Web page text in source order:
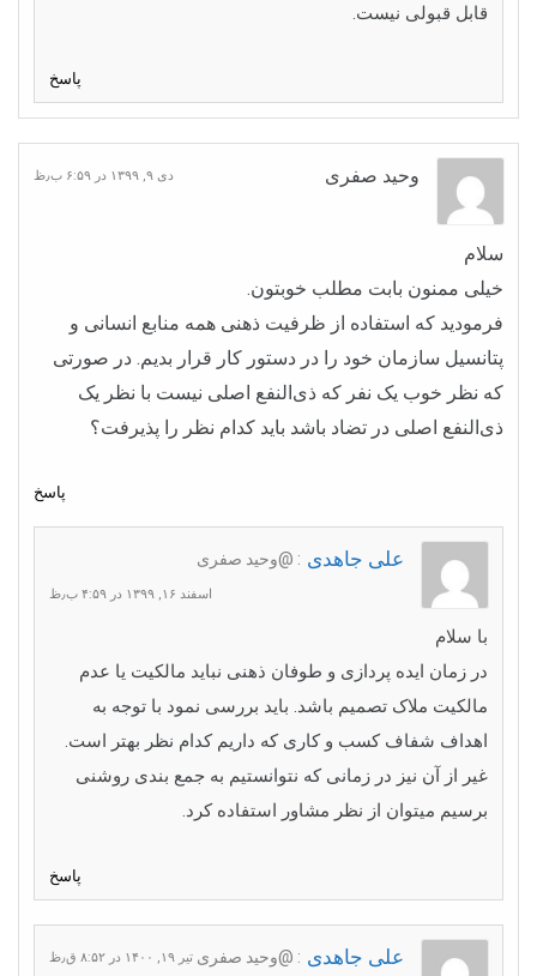
قابل قبولی نیست.
پاسخ
وحید صفری دی ۹, ۱۳۹۹ در ۶:۵۹ ب٫ظ
سلام
خیلی ممنون بابت مطلب خوبتون.
فرمودید که استفاده از ظرفیت ذهنی همه منابع انسانی و
پتانسیل سازمان خود را در دستور کار قرار بدیم. در صورتی
که نظر خوب یک نفر که ذی‌النفع اصلی نیست با نظر یک
ذی‌النفع اصلی در تضاد باشد باید کدام نظر را پذیرفت؟
پاسخ
علی جاهدی : @وحید صفری
اسفند ۱۶, ۱۳۹۹ در ۴:۵۹ ب٫ظ
با سلام
در زمان ایده پردازی و طوفان ذهنی نباید مالکیت یا عدم
مالکیت ملاک تصمیم باشد. باید بررسی نمود با توجه به
اهداف شفاف کسب و کاری که داریم کدام نظر بهتر است.
غیر از آن نیز در زمانی که نتوانستیم به جمع بندی روشنی
برسیم میتوان از نظر مشاور استفاده کرد.
پاسخ
علی جاهدی : @وحید صفری تیر ۱۹, ۱۴۰۰ در ۸:۵۲ ق٫ظ